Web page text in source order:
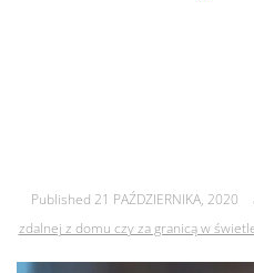
Published 21 PAŹDZIERNIKA, 2020
zdalnej z domu czy za granicą w